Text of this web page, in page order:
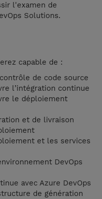
l'examen de
Solutions.
capable de :
de code source
l’intégration continue
le déploiement
et de livraison
et les services
DevOps
avec Azure DevOps
de génération